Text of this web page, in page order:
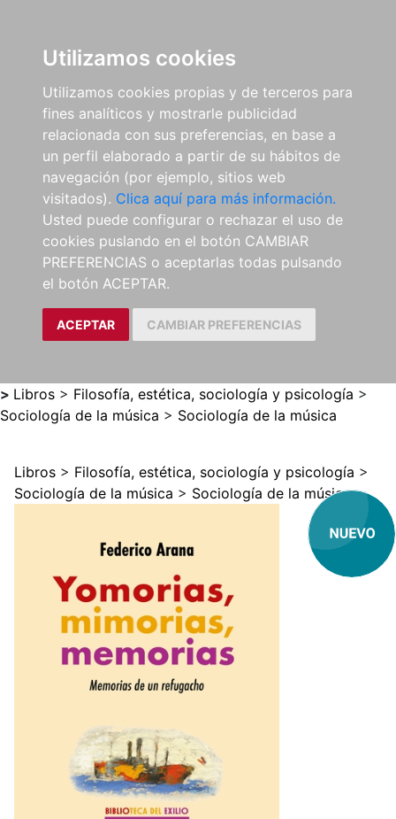
Utilizamos cookies
Utilizamos cookies propias y de terceros para
fines analíticos y mostrarle publicidad
relacionada con sus preferencias, en base a
un perfil elaborado a partir de su hábitos de
navegación (por ejemplo, sitios web
visitados). Clica aquí para más información.
Usted puede configurar o rechazar el uso de
cookies puslando en el botón CAMBIAR
PREFERENCIAS o aceptarlas todas pulsando
el botón ACEPTAR.
ACEPTAR CAMBIAR PREFERENCIAS
> Libros > Filosofía, estética, sociología y psicología >
Sociología de la música > Sociología de la música
Libros > Filosofía, estética, sociología y psicología >
Sociología de la música > Sociología de la música